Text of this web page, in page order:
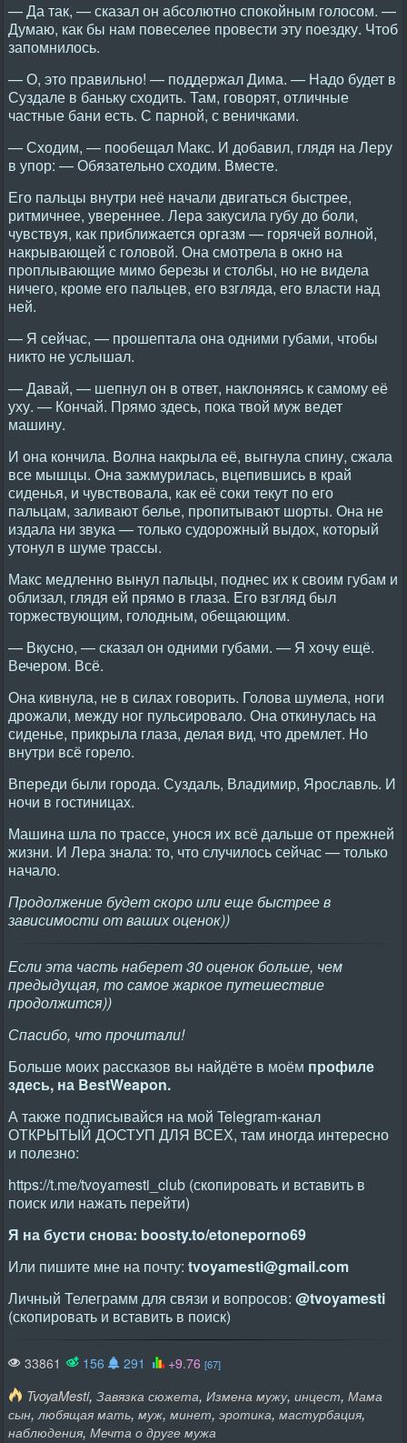
— Да так, — сказал он абсолютно спокойным голосом. —
Думаю, как бы нам повеселее провести эту поездку. Чтоб
запомнилось.
— О, это правильно! — поддержал Дима. — Надо будет в
Суздале в баньку сходить. Там, говорят, отличные
частные бани есть. С парной, с веничками.
— Сходим, — пообещал Макс. И добавил, глядя на Леру
в упор: — Обязательно сходим. Вместе.
Его пальцы внутри неё начали двигаться быстрее,
ритмичнее, увереннее. Лера закусила губу до боли,
чувствуя, как приближается оргазм — горячей волной,
накрывающей с головой. Она смотрела в окно на
проплывающие мимо березы и столбы, но не видела
ничего, кроме его пальцев, его взгляда, его власти над
ней.
— Я сейчас, — прошептала она одними губами, чтобы
никто не услышал.
— Давай, — шепнул он в ответ, наклоняясь к самому её
уху. — Кончай. Прямо здесь, пока твой муж ведет
машину.
И она кончила. Волна накрыла её, выгнула спину, сжала
все мышцы. Она зажмурилась, вцепившись в край
сиденья, и чувствовала, как её соки текут по его
пальцам, заливают белье, пропитывают шорты. Она не
издала ни звука — только судорожный выдох, который
утонул в шуме трассы.
Макс медленно вынул пальцы, поднес их к своим губам и
облизал, глядя ей прямо в глаза. Его взгляд был
торжествующим, голодным, обещающим.
— Вкусно, — сказал он одними губами. — Я хочу ещё.
Вечером. Всё.
Она кивнула, не в силах говорить. Голова шумела, ноги
дрожали, между ног пульсировало. Она откинулась на
сиденье, прикрыла глаза, делая вид, что дремлет. Но
внутри всё горело.
Впереди были города. Суздаль, Владимир, Ярославль. И
ночи в гостиницах.
Машина шла по трассе, унося их всё дальше от прежней
жизни. И Лера знала: то, что случилось сейчас — только
начало.
Продолжение будет скоро или еще быстрее в
зависимости от ваших оценок))
Если эта часть наберет 30 оценок больше, чем
предыдущая, то самое жаркое путешествие
продолжится))
Спасибо, что прочитали!
Больше моих рассказов вы найдёте в моём профиле
здесь, на BestWeapon.
А также подписывайся на мой Telegram-канал
ОТКРЫТЫЙ ДОСТУП ДЛЯ ВСЕХ, там иногда интересно
и полезно:
https://t.me/tvoyamesti_club (скопировать и вставить в
поиск или нажать перейти)
Я на бусти снова: boosty.to/etoneporno69
Или пишите мне на почту: tvoyamesti@gmail.com
Личный Телеграмм для связи и вопросов: @tvoyamesti
(скопировать и вставить в поиск)
33861 156 291 +9.76 [67]
TvoyaMesti, Завязка сюжета, Измена мужу, инцест, Мама
сын,любящая мать, муж, минет, эротика, мастурбация,
наблюдения, Мечта о друге мужа